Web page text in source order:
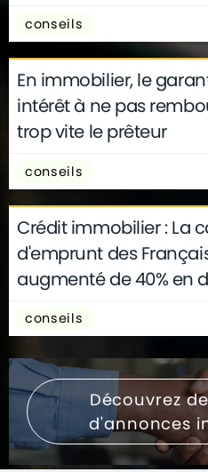
conseils
En immobilier, le
intérêt à ne pas
trop vite le prêteur
conseils
Crédit immobilier : La
d'emprunt des
augmenté de 40% en
conseils
Découvrez
d'annonces